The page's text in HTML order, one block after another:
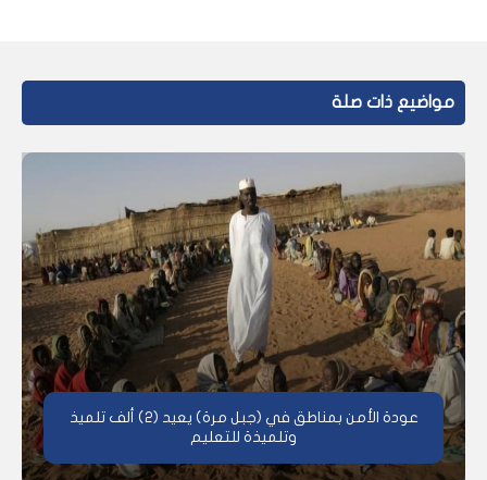
مواضيع ذات صلة
عودة الأمن بمناطق في (جبل مرة) يعيد (2) ألف تلميذ
وتلميذة للتعليم